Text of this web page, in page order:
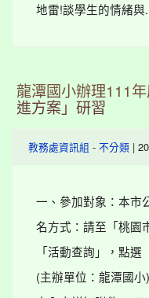
地雷!談學生的情緒與
龍潭國小辦理111
進方案」研習
教務處資訊組 - 不分類 |
一、參加對象：本市
名方式：請至「桃園
「活動查詢」，點
(主辦單位：龍潭國